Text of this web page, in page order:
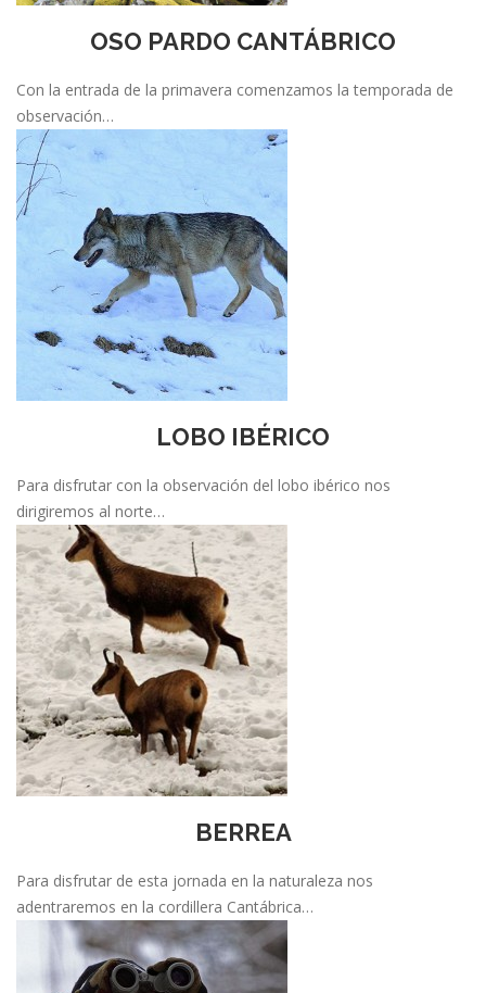
OSO PARDO CANTÁBRICO
Con la entrada de la primavera comenzamos la temporada de
observación…
LOBO IBÉRICO
Para disfrutar con la observación del lobo ibérico nos
dirigiremos al norte…
BERREA
Para disfrutar de esta jornada en la naturaleza nos
adentraremos en la cordillera Cantábrica…